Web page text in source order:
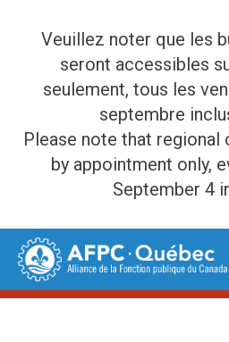
Veuillez noter que les
seront accessibles
seulement, tous les
septembre
Please note that
by appointment only,
September 4
Skip
content